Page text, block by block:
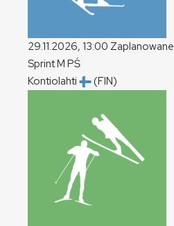
29.11.2026, 13:00 Zaplanowane
SprintM PŚ
Kontiolahti
(FIN)